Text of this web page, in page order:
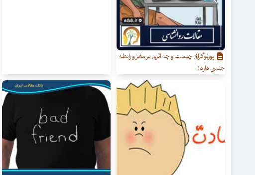
پورنوگرافی چیست و چه اثری بر مغز و رابطه
جنسی دارد؟